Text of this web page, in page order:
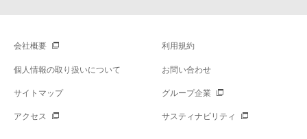
会社概要 利用規約
個人情報の取り扱いについて お問い合わせ
サイトマップ グループ企業
アクセス サスティナビリティ